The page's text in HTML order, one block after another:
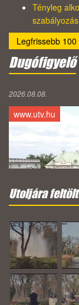
Tényleg
Legfrissebb
Dugófigyelő
2026.08.08.
www.utv.hu
Utoljára